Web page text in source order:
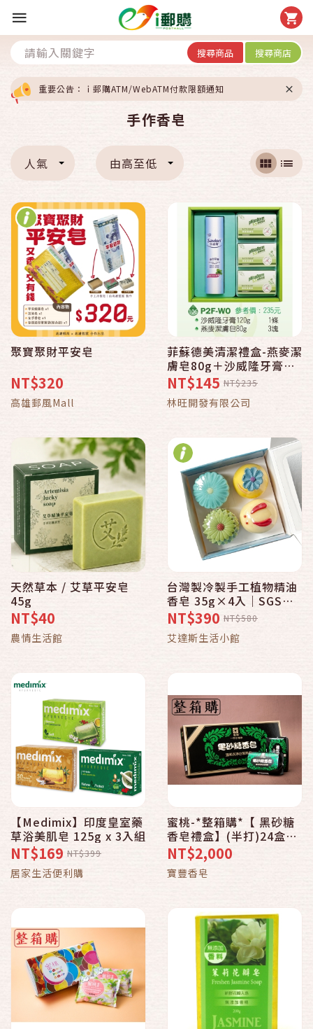
搜尋商品 搜尋商店
重要公告：ｉ郵購ATM/WebATM付款限額通知
手作香皂
人氣 由高至低
聚寶聚財平安皂
NT$320
高雄郵風Mall
菲蘇德美清潔禮盒-燕麥潔
膚皂80g＋沙威隆牙膏
120g
NT$145 NT$235
林旺開發有限公司
天然草本 / 艾草平安皂
45g
NT$40
農情生活館
台灣製冷製手工植物精油
香皂 35g×4入｜SGS檢
驗合格｜玫瑰・雪松柏・
檸檬草・茉莉・薄荷
NT$390 NT$580
艾達斯生活小館
【Medimix】印度皇室藥
草浴美肌皂 125g x 3入組
NT$169 NT$399
居家生活便利購
蜜桃-*整箱購*【 黑砂糖
香皂禮盒】(半打)24盒入
80克/個 老東西是值得被
留下來的…
NT$2,000
寶豐香皂